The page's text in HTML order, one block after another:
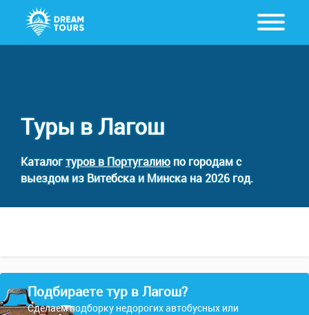
Туры в Лагош
Каталогтуров в Португалию по городам с
выездом из Витебска и Минска на 2026 год.
Подбираете тур в Лагош?
Сделаем подборку недорогих автобусных или